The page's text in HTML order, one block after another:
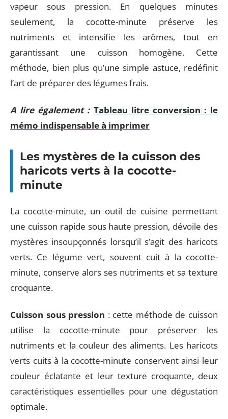
vapeur sous pression. En quelques minutes
seulement, la cocotte-minute préserve les
nutriments et intensifie les arômes, tout en
garantissant une cuisson homogène. Cette
méthode, bien plus qu’une simple astuce, redéfinit
l’art de préparer des légumes frais.
A lire également : Tableau litre conversion : le
mémo indispensable à imprimer
Les mystères de la cuisson des
haricots verts à la cocotte-
minute
La cocotte-minute, un outil de cuisine permettant
une cuisson rapide sous haute pression, dévoile des
mystères insoupçonnés lorsqu’il s’agit des haricots
verts. Ce légume vert, souvent cuit à la cocotte-
minute, conserve alors ses nutriments et sa texture
croquante.
Cuisson sous pression : cette méthode de cuisson
utilise la cocotte-minute pour préserver les
nutriments et la couleur des aliments. Les haricots
verts cuits à la cocotte-minute conservent ainsi leur
couleur éclatante et leur texture croquante, deux
caractéristiques essentielles pour une dégustation
optimale.